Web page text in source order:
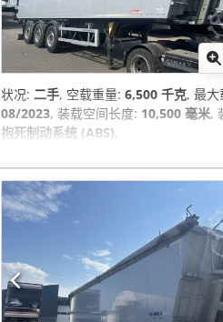
状况: 二手, 空载重量: 6,500 千克, 最大
08/2023, 装载空间长度: 10,500 毫米,
抱死制动系统 (ABS),